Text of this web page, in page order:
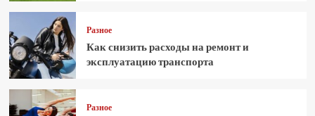
Разное
Как снизить расходы на ремонт и
эксплуатацию транспорта
Разное